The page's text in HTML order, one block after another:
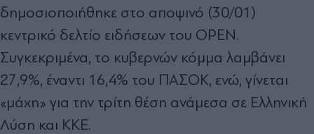
δημοσιοποιήθηκε στο αποψινό (30/01)
κεντρικό δελτίο ειδήσεων του OPEN.
Συγκεκριμένα, το κυβερνών κόμμα λαμβάνει
27,9%, έναντι 16,4% του ΠΑΣΟΚ, ενώ, γίνεται
«μάχη» για την τρίτη θέση ανάμεσα σε Ελληνική
Λύση και ΚΚΕ.